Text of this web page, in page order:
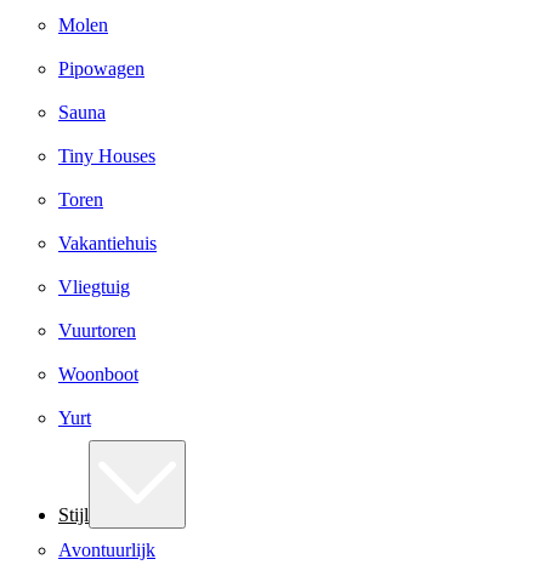
Molen
Pipowagen
Sauna
Tiny Houses
Toren
Vakantiehuis
Vliegtuig
Vuurtoren
Woonboot
Yurt
Stijl
Avontuurlijk